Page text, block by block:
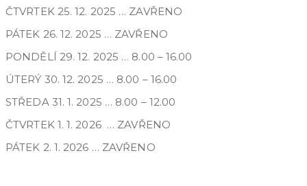
ČTVRTEK 25. 12. 2025 … ZAVŘENO
PÁTEK 26. 12. 2025 … ZAVŘENO
PONDĚLÍ 29. 12. 2025 … 8.00 – 16.00
ÚTERÝ 30. 12. 2025 … 8.00 – 16.00
STŘEDA 31. 1. 2025 … 8.00 – 12.00
ČTVRTEK 1. 1. 2026 … ZAVŘENO
PÁTEK 2. 1. 2026 … ZAVŘENO